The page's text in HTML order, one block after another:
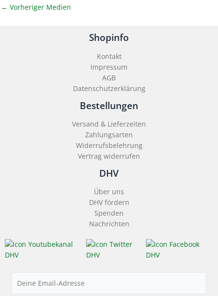
← Vorheriger Medien
Shopinfo
Kontakt
Impressum
AGB
Datenschutzerklärung
Bestellungen
Versand & Lieferzeiten
Zahlungsarten
Widerrufsbelehrung
Vertrag widerrufen
DHV
Über uns
DHV fördern
Spenden
Nachrichten